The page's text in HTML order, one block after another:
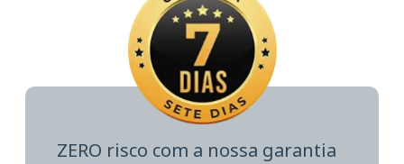
ZERO risco com a nossa garantia